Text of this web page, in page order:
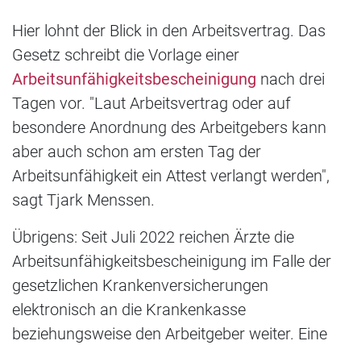
Hier lohnt der Blick in den Arbeitsvertrag. Das
Gesetz schreibt die Vorlage einer
Arbeitsunfähigkeitsbescheinigung nach drei
Tagen vor. "Laut Arbeitsvertrag oder auf
besondere Anordnung des Arbeitgebers kann
aber auch schon am ersten Tag der
Arbeitsunfähigkeit ein Attest verlangt werden",
sagt Tjark Menssen.
Übrigens: Seit Juli 2022 reichen Ärzte die
Arbeitsunfähigkeitsbescheinigung im Falle der
gesetzlichen Krankenversicherungen
elektronisch an die Krankenkasse
beziehungsweise den Arbeitgeber weiter. Eine